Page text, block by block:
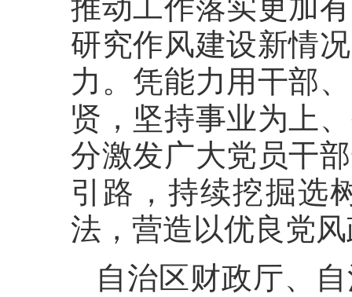
推动工作落实更加
研究作风建设新情
力。凭能力用干部
贤，坚持事业为上
分激发广大党员干
引路，持续挖掘选
法，营造以优良党
自治区财政厅、